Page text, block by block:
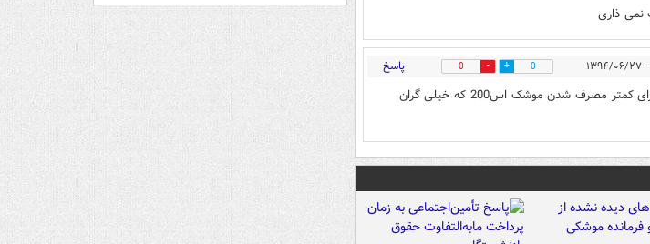
نمی ذاری
0
0 پاسخ
نه باور سامانه دیگه ای هست و تلاش برای کمتر مصرف شدن موشک اس200 که خیلی گران